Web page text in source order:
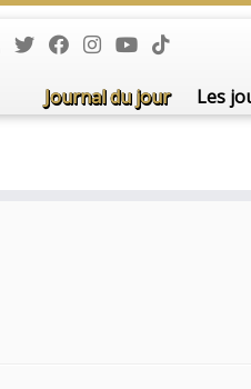
Journal du jour Les